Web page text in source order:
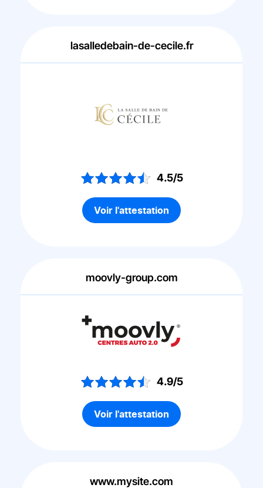
lasalledebain-de-cecile.fr
4.5/5
Voir l'attestation
moovly-group.com
4.9/5
Voir l'attestation
www.mysite.com